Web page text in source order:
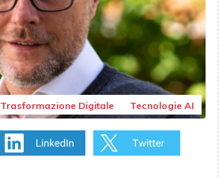
Trasformazione Digitale Tecnologie AI